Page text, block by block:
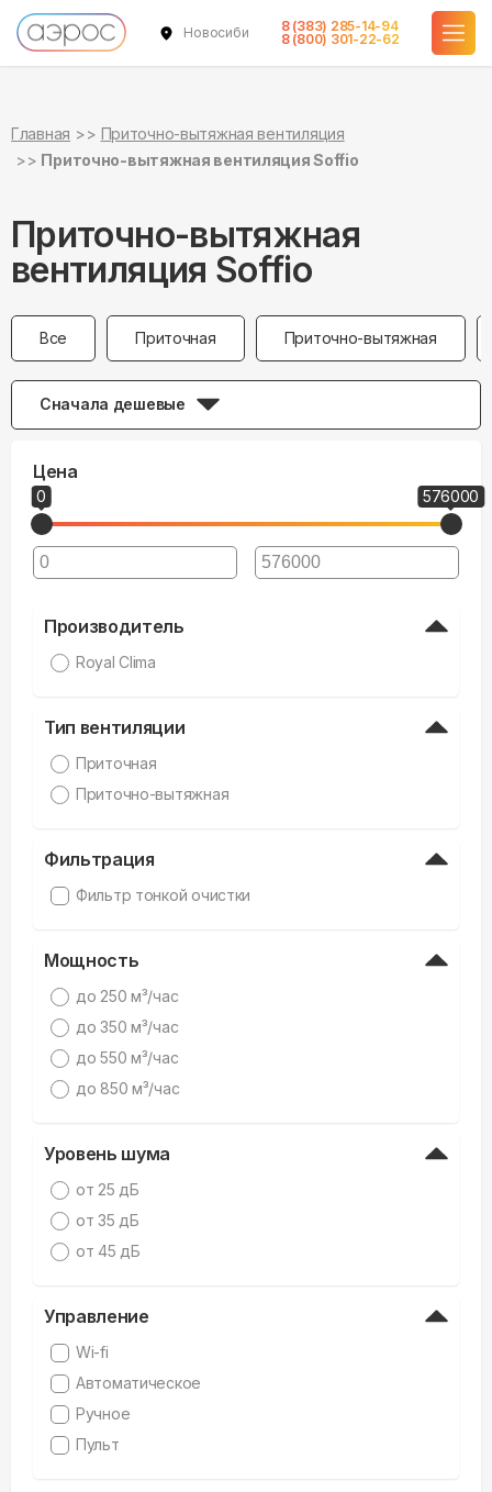
Новосибирск
8 (383) 285-14-94
8 (800) 301-22-62
Главная
Приточно-вытяжная вентиляция
Приточно-вытяжная вентиляция Soffio
Приточно-вытяжная
вентиляция Soffio
Все Приточная Приточно-вытяжная
Сначала дешевые
Цена
0 576000
Производитель
Royal Clima
Тип вентиляции
Приточная
Приточно-вытяжная
Фильтрация
Фильтр тонкой очистки
Мощность
дo 250 м³/час
дo 350 м³/час
дo 550 м³/час
дo 850 м³/час
Уровень шума
от 25 дБ
от 35 дБ
от 45 дБ
Управление
Wi-fi
Автоматическое
Ручное
Пульт